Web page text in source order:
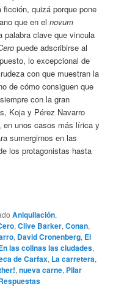
quizá porque pone
que en elnovum
palabra clave que vincula
puede adscribirse al
lo excepcional de
con que muestran la
de cómo consiguen que
con la gran
Koja y Pérez Navarro
en unos casos más lírica y
sumergirnos en las
los protagonistas hasta
Aniquilación,
,Clive Barker,Conan,
, David Cronenberg, El
las colinas las ciudades,
de Carfax, La carretera,
,nueva carne, Pilar